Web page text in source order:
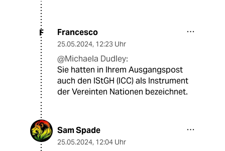
F Francesco
25.05.2024, 12:23 Uhr
@Michaela Dudley:
Sie hatten in Ihrem Ausgangspost
auch den IStGH (ICC) als Instrument
der Vereinten Nationen bezeichnet.
Sam Spade
25.05.2024, 12:04 Uhr